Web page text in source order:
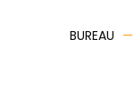
BUREAU